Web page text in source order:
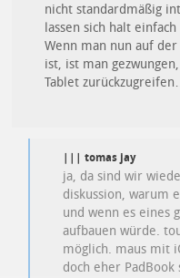
nicht standardmäßig
lassen sich halt
Wenn man nun auf
ist, ist man
Tablet
||| tomas jay
ja, da sind wir
diskussion, warum
und wenn es eines
aufbauen würde.
möglich. maus mit
doch eher PadBook